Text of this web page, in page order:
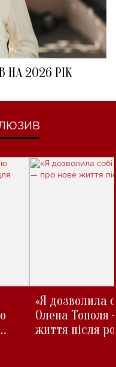
НА 2026 РІК
«Я дозволила
Олена Тополя
життя після